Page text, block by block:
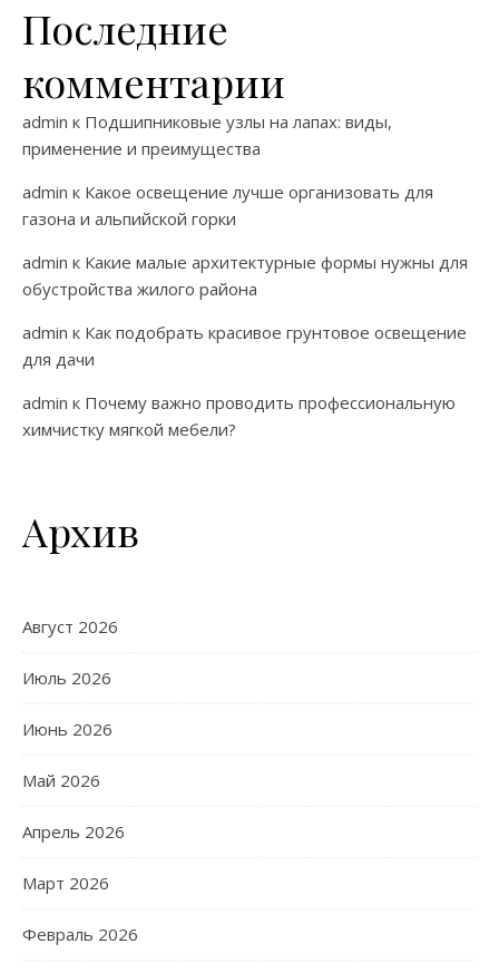
Последние
комментарии
admin к Подшипниковые узлы на лапах: виды,
применение и преимущества
admin к Какое освещение лучше организовать для
газона и альпийской горки
admin к Какие малые архитектурные формы нужны для
обустройства жилого района
admin к Как подобрать красивое грунтовое освещение
для дачи
admin к Почему важно проводить профессиональную
химчистку мягкой мебели?
Архив
Август 2026
Июль 2026
Июнь 2026
Май 2026
Апрель 2026
Март 2026
Февраль 2026